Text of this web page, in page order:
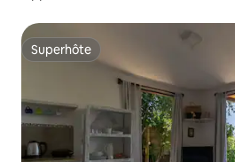
Superhôte
Superhôte